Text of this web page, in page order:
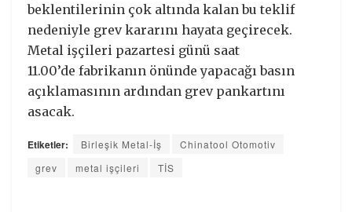
beklentilerinin çok altında kalan bu teklif
nedeniyle grev kararını hayata geçirecek.
Metal işçileri pazartesi günü saat
11.00’de fabrikanın önünde yapacağı basın
açıklamasının ardından grev pankartını
asacak.
Etiketler: Birleşik Metal-İş
Chinatool Otomotiv
grev
metal işçileri TİS